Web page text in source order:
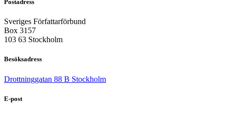
Postadress
Sveriges Författarförbund
Box 3157
103 63 Stockholm
Besöksadress
Drottninggatan 88 B Stockholm
E-post